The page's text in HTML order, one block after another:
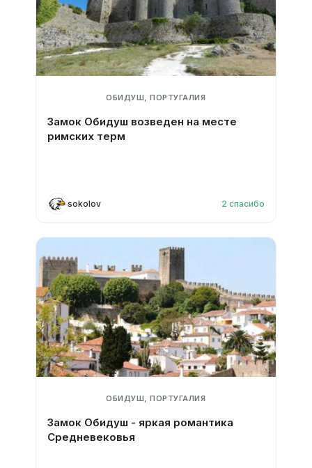
ОБИДУШ, ПОРТУГАЛИЯ
Замок Обидуш возведен на месте
римских терм
sokolov 2 спасибо
ОБИДУШ, ПОРТУГАЛИЯ
Замок Обидуш - яркая романтика
Средневековья